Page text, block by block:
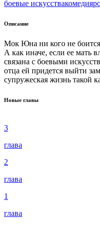
боевые искусствакомедия
Описание
Мок Юна ни кого не
А как иначе, если ее мать
связана с боевыми
отца ей придется выйти
супружеская жизнь такой
Новые главы
3
глава
2
глава
1
глава